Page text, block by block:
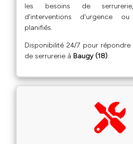
les besoins de
d'interventions d'urgence
planifiés.
Disponibilité 24/7 pour
de serrurerie à Baugy (18).